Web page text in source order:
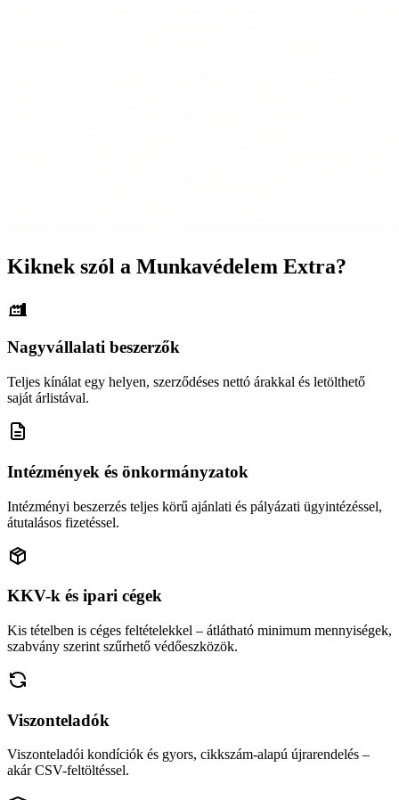
Kiknek szól a Munkavédelem Extra?
Nagyvállalati beszerzők
Teljes kínálat egy helyen, szerződéses nettó árakkal és letölthető
saját árlistával.
Intézmények és önkormányzatok
Intézményi beszerzés teljes körű ajánlati és pályázati ügyintézéssel,
átutalásos fizetéssel.
KKV-k és ipari cégek
Kis tételben is céges feltételekkel – átlátható minimum mennyiségek,
szabvány szerint szűrhető védőeszközök.
Viszonteladók
Viszonteladói kondíciók és gyors, cikkszám-alapú újrarendelés –
akár CSV-feltöltéssel.